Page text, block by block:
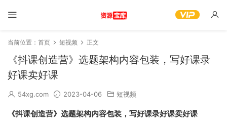
当前位置： 首页 短视频 正文
《抖课创造营》选题架构内容包装，写好课录
好课卖好课
54xg.com 2023-04-06 短视频
《抖课创造营》选题架构内容包装，写好课录好课卖好课